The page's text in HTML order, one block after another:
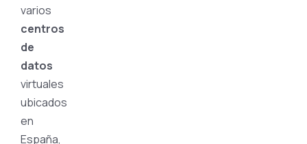
varios
centros
de
datos
virtuales
ubicados
en
España,